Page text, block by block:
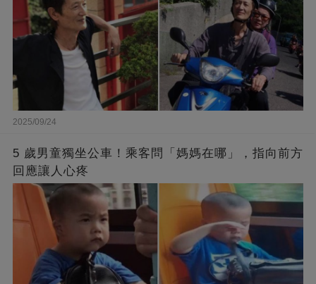
2025/09/24
5 歲男童獨坐公車！乘客問「媽媽在哪」，指向前方
回應讓人心疼